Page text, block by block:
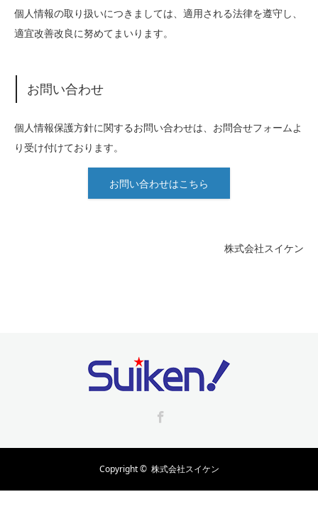
個人情報の取り扱いにつきましては、適用される法律を遵守し、
適宜改善改良に努めてまいります。
お問い合わせ
個人情報保護方針に関するお問い合わせは、お問合せフォームよ
り受け付けております。
お問い合わせはこちら
株式会社スイケン
Copyright © 株式会社スイケン